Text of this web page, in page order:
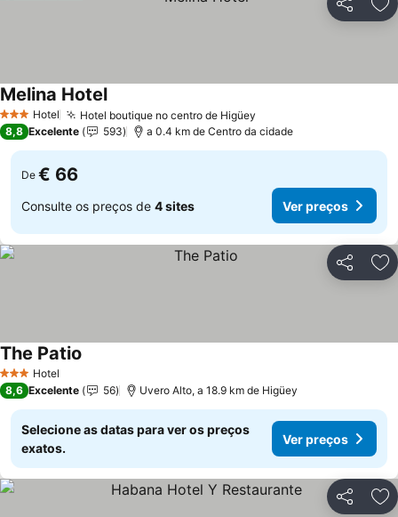
Partilhar
3 EstrelasHotel Hotel boutique no centro de Higüey
Melina Hotel
8,8 Excelente 593 a 0.4 km de Centro da cidade
De € 66
Consulte os preços de 4 sites Ver preços
Partilhar
3 EstrelasHotel
The Patio
8,6 Excelente 56 Uvero Alto, a 18.9 km de Higüey
Selecione as datas para ver os preços
exatos.
Ver preços
Partilhar